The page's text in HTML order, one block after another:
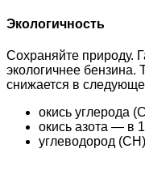
Экологичность
Сохраняйте природу.
экологичнее бензина.
снижается в
окись углерода
окись азота — в
углеводород